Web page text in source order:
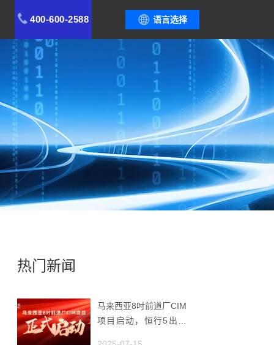
语言选择
400-600-2588
热门新闻
马来西亚8吋前道厂CIM
项目启动，恒行5出海